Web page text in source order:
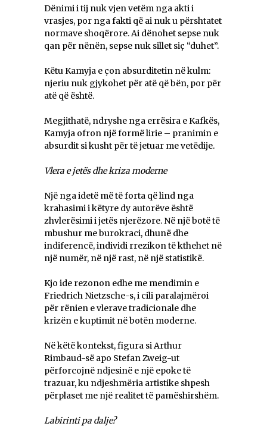
Dënimi i tij nuk vjen vetëm nga akti i
vrasjes, por nga fakti që ai nuk u përshtatet
normave shoqërore. Ai dënohet sepse nuk
qan për nënën, sepse nuk sillet siç “duhet”.
Këtu Kamyja e çon absurditetin në kulm:
njeriu nuk gjykohet për atë që bën, por për
atë që është.
Megjithatë, ndryshe nga errësira e Kafkës,
Kamyja ofron një formë lirie – pranimin e
absurdit si kusht për të jetuar me vetëdije.
Vlera e jetës dhe kriza moderne
Një nga idetë më të forta që lind nga
krahasimi i këtyre dy autorëve është
zhvlerësimi i jetës njerëzore. Në një botë të
mbushur me burokraci, dhunë dhe
indiferencë, individi rrezikon të kthehet në
një numër, në një rast, në një statistikë.
Kjo ide rezonon edhe me mendimin e
Friedrich Nietzsche-s, i cili paralajmëroi
për rënien e vlerave tradicionale dhe
krizën e kuptimit në botën moderne.
Në këtë kontekst, figura si Arthur
Rimbaud-së apo Stefan Zweig-ut
përforcojnë ndjesinë e një epoke të
trazuar, ku ndjeshmëria artistike shpesh
përplaset me një realitet të pamëshirshëm.
Labirinti pa dalje?